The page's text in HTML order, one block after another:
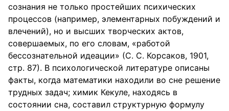
сознания не только простейших психических
процессов (например, элементарных побуждений и
влечений), но и высших творческих актов,
совершаемых, по его словам, «работой
бессознательной идеации» (С. С. Корсаков, 1901,
стр. 87). В психологической литературе описаны
факты, когда математики находили во сне решение
трудных задач; химик Кекуле, находясь в
состоянии сна, составил структурную формулу